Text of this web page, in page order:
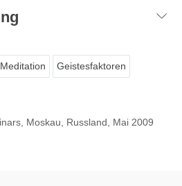
Meditation Geistesfaktoren
Moskau, Russland, Mai 2009